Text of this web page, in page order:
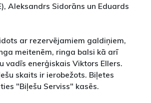
Aleksandrs Sidorāns un Eduards
ar rezervējamiem galdiņiem,
meitenēm, ringa balsi kā arī
vadīs enerģiskais Viktors Ellers.
skaits ir ierobežots. Biļetes
"Biļešu Serviss" kasēs.